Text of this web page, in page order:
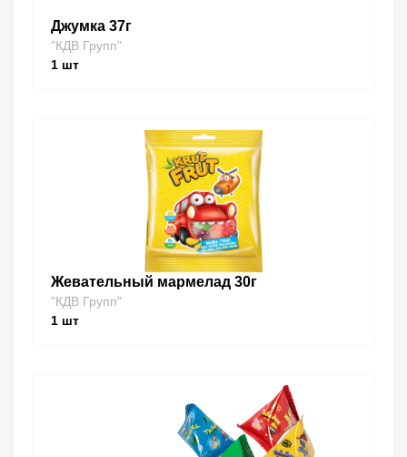
Джумка 37г
"КДВ Групп"
1 шт
Жевательный мармелад 30г
"КДВ Групп"
1 шт